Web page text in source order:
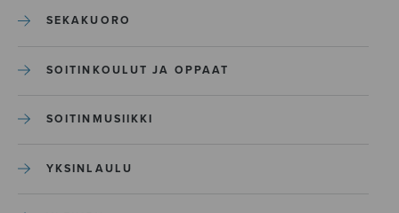
SEKAKUORO
SOITINKOULUT JA OPPAAT
SOITINMUSIIKKI
YKSINLAULU